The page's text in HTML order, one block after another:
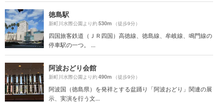
徳島駅
新町川水際公園より約530m （徒歩9分）
四国旅客鉄道（ＪＲ四国）高徳線、徳島線、牟岐線、鳴門線の
停車駅の一つ。 ...
阿波おどり会館
新町川水際公園より約490m （徒歩9分）
阿波国（徳島県）を発祥とする盆踊り「阿波おどり」関連の展
示、実演を行う文...